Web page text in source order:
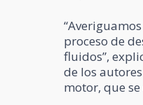
proceso de
fluidos”,
de los
motor, que